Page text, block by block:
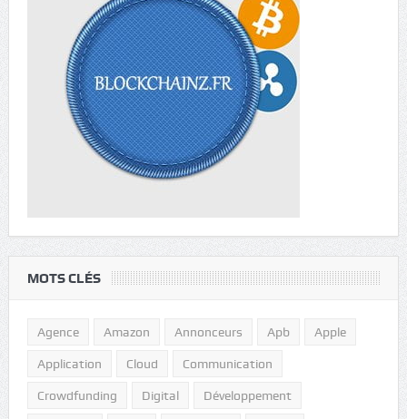
MOTS CLÉS
Agence Amazon Annonceurs Apb Apple
Application Cloud Communication
Crowdfunding Digital Développement